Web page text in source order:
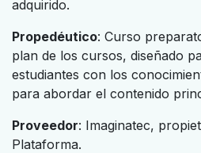
adquirido.
Propedéutico: Curso
plan de los cursos, diseñado
estudiantes con los
para abordar el contenido
Proveedor: Imaginatec,
Plataforma.